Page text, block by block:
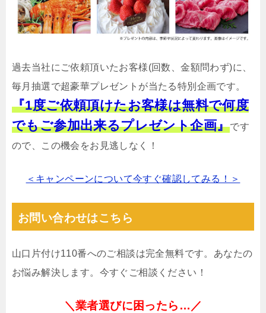
過去当社にご依頼頂いたお客様(回数、金額問わず)に、
毎月抽選で超豪華プレゼントが当たる特別企画です。
『1度ご依頼頂けたお客様は無料で何度
でもご参加出来るプレゼント企画』です
ので、この機会をお見逃しなく！
＜キャンペーンについて今すぐ確認してみる！＞
お問い合わせはこちら
山口片付け110番へのご相談は完全無料です。あなたの
お悩み解決します。今すぐご相談ください！
＼業者選びに困ったら…／